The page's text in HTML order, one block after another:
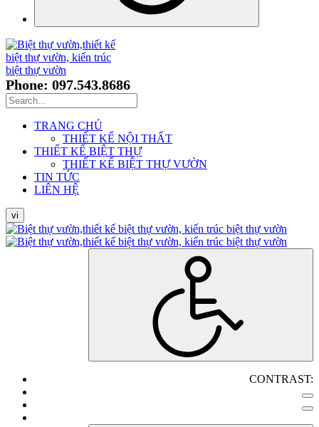
Phone: 097.543.8686
TRANG CHỦ
THIẾT KẾ NỘI THẤT
THIẾT KẾ BIỆT THỰ
THIẾT KẾ BIỆT THỰ VƯỜN
TIN TỨC
LIÊN HỆ
vi
CONTRAST: